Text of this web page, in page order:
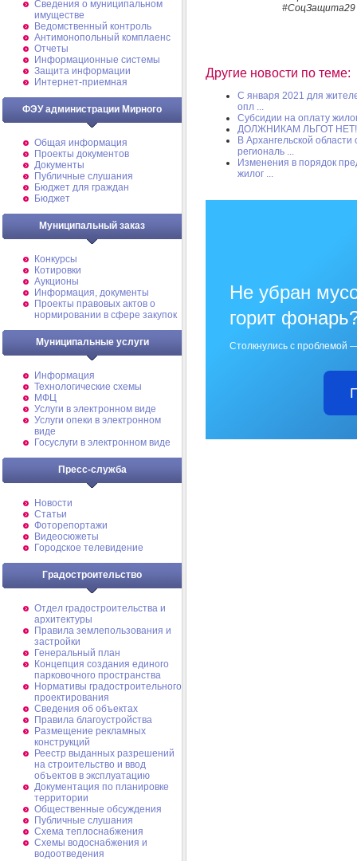
Cведения о муниципальном
имуществе
Ведомственный контроль
Антимонопольный комплаенс
Отчеты
Информационные системы
Защита информации
Интернет-приемная
ФЭУ администрации Мирного
Общая информация
Проекты документов
Документы
Публичные слушания
Бюджет для граждан
Бюджет
Муниципальный заказ
Конкурсы
Котировки
Аукционы
Информация, документы
Проекты правовых актов о
нормировании в сфере закупок
Муниципальные услуги
Информация
Технологические схемы
МФЦ
Услуги в электронном виде
Услуги опеки в электронном
виде
Госуслуги в электронном виде
Пресс-служба
Новости
Статьи
Фоторепортажи
Видеосюжеты
Городское телевидение
Градостроительство
Отдел градостроительства и
архитектуры
Правила землепользования и
застройки
Генеральный план
Концепция создания единого
парковочного пространства
Нормативы градостроительного
проектирования
Сведения об объектах
Правила благоустройства
Размещение рекламных
конструкций
Реестр выданных разрешений
на строительство и ввод
объектов в эксплуатацию
Документация по планировке
территории
Общественные обсуждения
Публичные слушания
Схема теплоснабжения
Схемы водоснабжения и
водоотведения
#СоцЗащита29
Другие новости по теме:
С января 2021 для
опл ...
Субсидии на оплату
ДОЛЖНИКАМ ЛЬГОТ НЕТ!
В Архангельской
региональ ...
Изменения в порядок
жилог ...
Не убран
горит
Столкнулись с проблемой